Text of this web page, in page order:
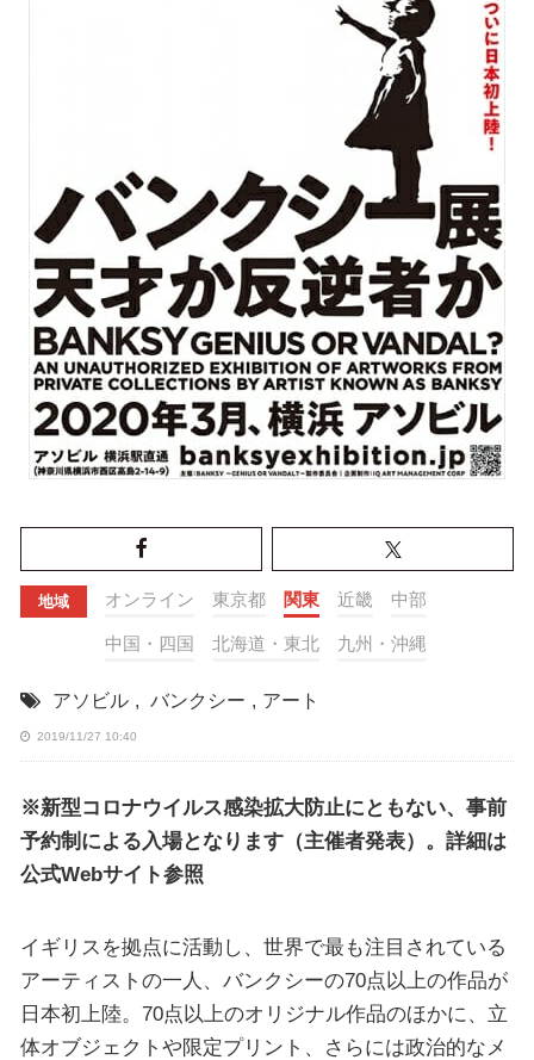
地域 オンライン 東京都 関東 近畿 中部
中国・四国 北海道・東北 九州・沖縄
アソビル , バンクシー , アート
2019/11/27 10:40
※新型コロナウイルス感染拡大防止にともない、事前
予約制による入場となります（主催者発表）。詳細は
公式Webサイト参照
イギリスを拠点に活動し、世界で最も注目されている
アーティストの一人、バンクシーの70点以上の作品が
日本初上陸。70点以上のオリジナル作品のほかに、立
体オブジェクトや限定プリント、さらには政治的なメ